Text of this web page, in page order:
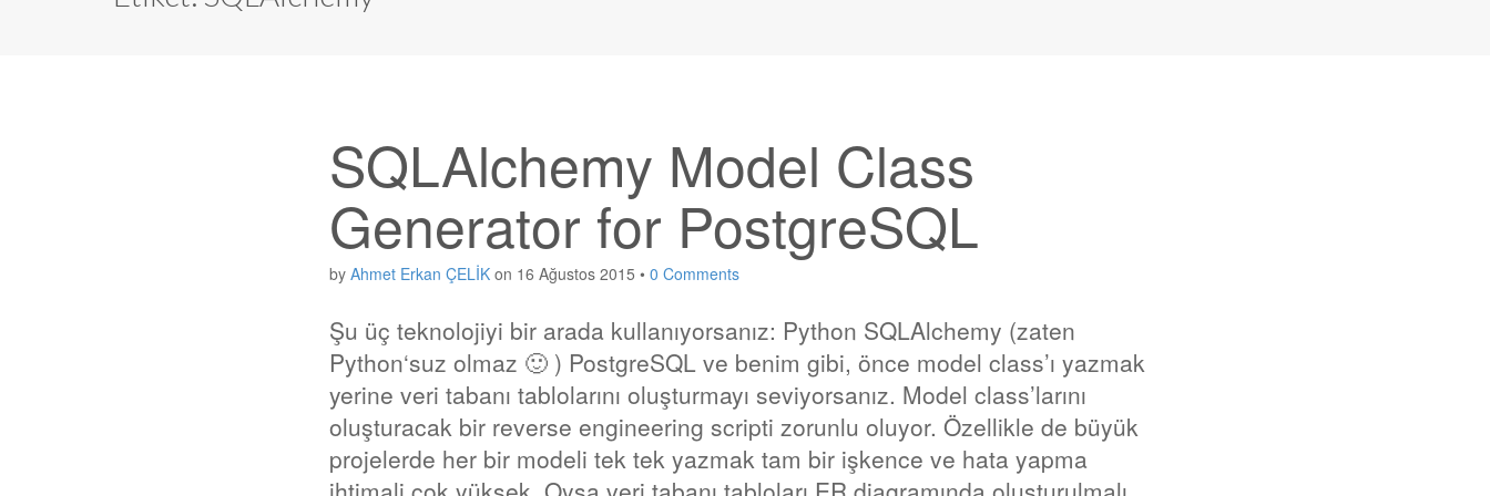
SQLAlchemy Model Class
Generator for PostgreSQL
by Ahmet Erkan ÇELİK on 16 Ağustos 2015 • 0 Comments
Şu üç teknolojiyi bir arada kullanıyorsanız: Python SQLAlchemy (zaten
Python‘suz olmaz 🙂 ) PostgreSQL ve benim gibi, önce model class’ı yazmak
yerine veri tabanı tablolarını oluşturmayı seviyorsanız. Model class’larını
oluşturacak bir reverse engineering scripti zorunlu oluyor. Özellikle de büyük
projelerde her bir modeli tek tek yazmak tam bir işkence ve hata yapma